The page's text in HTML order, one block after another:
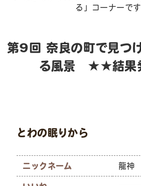
る」コーナーです
第9回 奈良の町で見つ
る風景 ★★結果
とわの眠りから
ニックネーム 龍神